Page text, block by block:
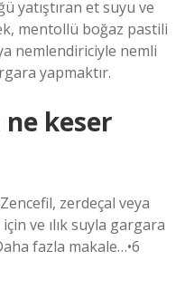
yatıştıran et suyu ve
mentollü boğaz pastili
nemlendiriciyle nemli
yapmaktır.
keser
zerdeçal veya
ve ılık suyla gargara
fazla makale…•6